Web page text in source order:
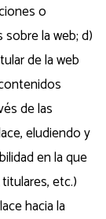
o
la web; d)
de la web
de las
eludiendo y
en la que
etc.)
hacia la